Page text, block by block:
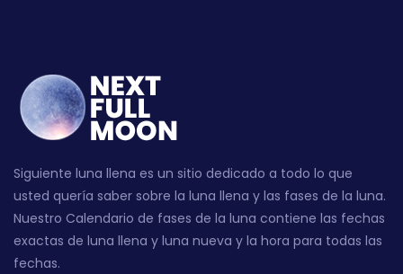
Siguiente luna llena es un sitio dedicado a todo lo que
usted quería saber sobre la luna llena y las fases de la luna.
Nuestro Calendario de fases de la luna contiene las fechas
exactas de luna llena y luna nueva y la hora para todas las
fechas.